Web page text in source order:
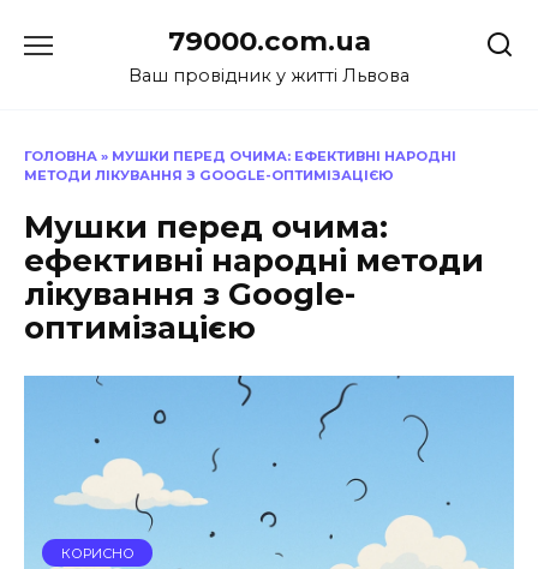
до
79000.com.ua
Ваш провідник у житті Львова
ГОЛОВНА » МУШКИ ПЕРЕД ОЧИМА: ЕФЕКТИВНІ НАРОДНІ
МЕТОДИ ЛІКУВАННЯ З GOOGLE-ОПТИМІЗАЦІЄЮ
Мушки перед очима:
ефективні народні методи
лікування з Google-
оптимізацією
КОРИСНО